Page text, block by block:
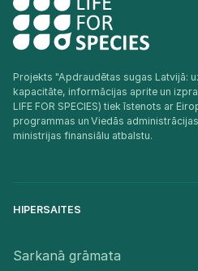
Projekts "Apdraudētas sugas Latvijā:
kapacitāte, informācijas aprite un
LIFE FOR SPECIES) tiek īstenots ar
programmas un Viedās
ministrijas finansiālu atbalstu.​
HIPERSAITES
Sarkanā grāmata